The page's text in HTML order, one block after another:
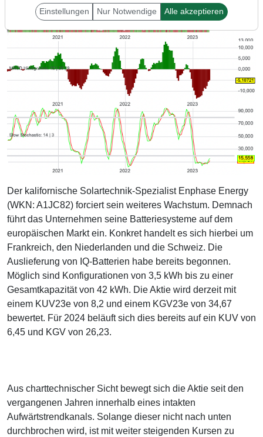
Der kalifornische Solartechnik-Spezialist Enphase Energy
(WKN: A1JC82) forciert sein weiteres Wachstum. Demnach
führt das Unternehmen seine Batteriesysteme auf dem
europäischen Markt ein. Konkret handelt es sich hierbei um
Frankreich, den Niederlanden und die Schweiz. Die
Auslieferung von IQ-Batterien habe bereits begonnen.
Möglich sind Konfigurationen von 3,5 kWh bis zu einer
Gesamtkapazität von 42 kWh. Die Aktie wird derzeit mit
einem KUV23e von 8,2 und einem KGV23e von 34,67
bewertet. Für 2024 beläuft sich dies bereits auf ein KUV von
6,45 und KGV von 26,23.
Aus charttechnischer Sicht bewegt sich die Aktie seit den
vergangenen Jahren innerhalb eines intakten
Aufwärtstrendkanals. Solange dieser nicht nach unten
durchbrochen wird, ist mit weiter steigenden Kursen zu
Einstellungen Nur Notwendige Alle akzeptieren